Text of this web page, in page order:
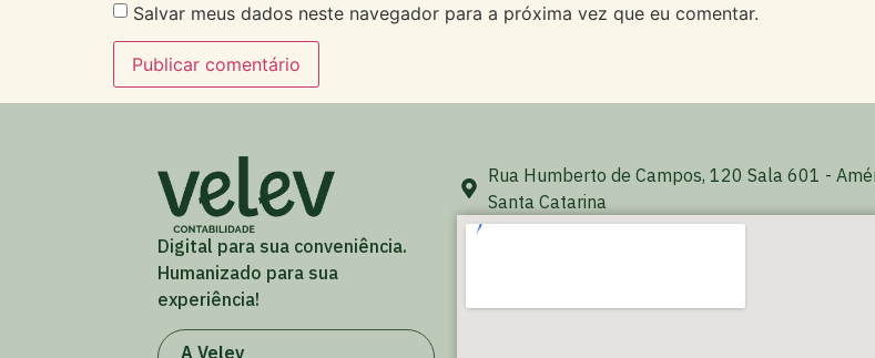
Salvar meus dados neste navegador para a próxima vez que eu comentar.
Digital para sua conveniência.
Humanizado para sua
experiência!
A Velev
Rua Humberto de Campos, 120 Sala 601 -
Santa Catarina